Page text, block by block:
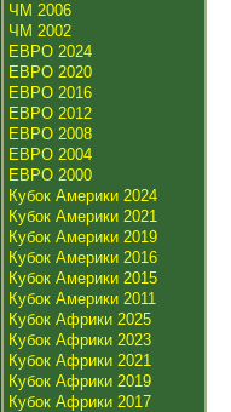
ЧМ 2006
ЧМ 2002
ЕВРО 2024
ЕВРО 2020
ЕВРО 2016
ЕВРО 2012
ЕВРО 2008
ЕВРО 2004
ЕВРО 2000
Кубок Америки 2024
Кубок Америки 2021
Кубок Америки 2019
Кубок Америки 2016
Кубок Америки 2015
Кубок Америки 2011
Кубок Африки 2025
Кубок Африки 2023
Кубок Африки 2021
Кубок Африки 2019
Кубок Африки 2017